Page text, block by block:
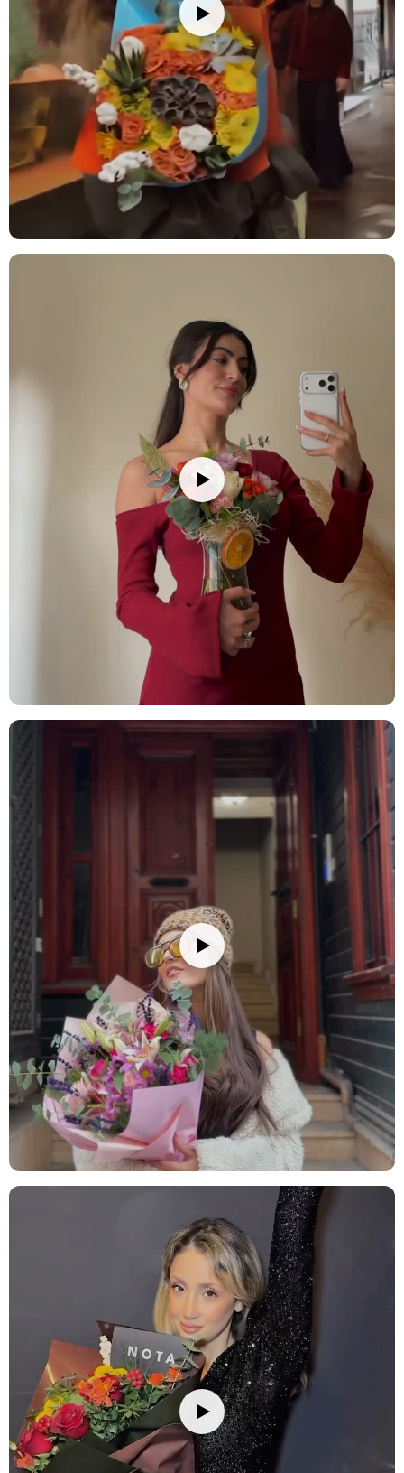
Stok durumuna göre ürünlerde ufak değişiklikler olabilir.
Ürün Kodu:no146